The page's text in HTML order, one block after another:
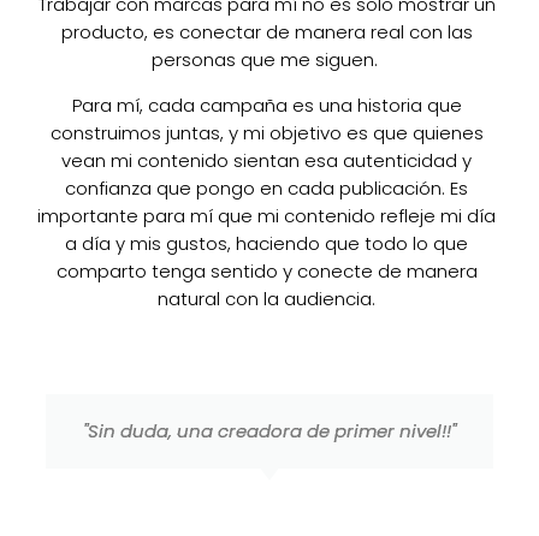
Trabajar con marcas para mí no es solo mostrar un
producto, es conectar de manera real con las
personas que me siguen.
Para mí, cada campaña es una historia que
construimos juntas, y mi objetivo es que quienes
vean mi contenido sientan esa autenticidad y
confianza que pongo en cada publicación. Es
importante para mí que mi contenido refleje mi día
a día y mis gustos, haciendo que todo lo que
comparto tenga sentido y conecte de manera